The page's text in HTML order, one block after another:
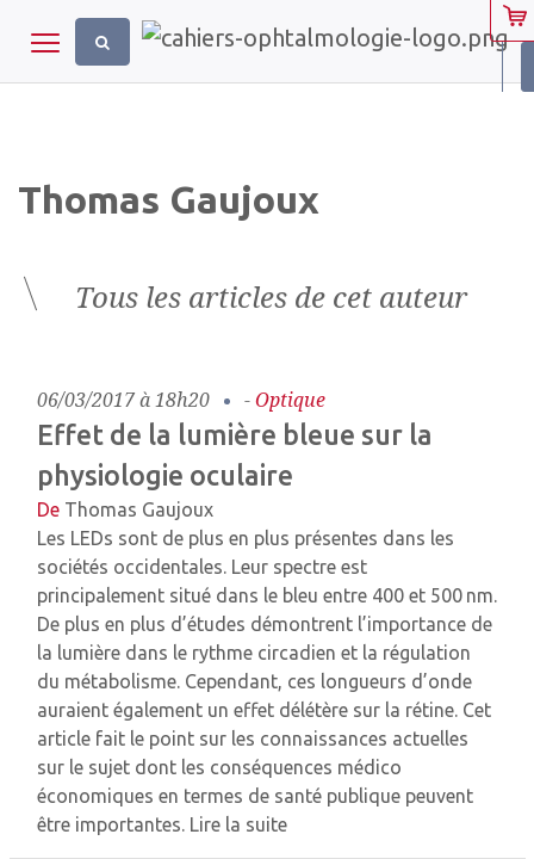
Toggle navigation
Thomas Gaujoux
Tous les articles de cet auteur
06/03/2017 à 18h20 -Optique
Effet de la lumière bleue sur la
physiologie oculaire
De Thomas Gaujoux
Les LEDs sont de plus en plus présentes dans les
sociétés occidentales. Leur spectre est
principalement situé dans le bleu entre 400 et 500 nm.
De plus en plus d’études démontrent l’importance de
la lumière dans le rythme circadien et la régulation
du métabolisme. Cependant, ces longueurs d’onde
auraient également un effet délétère sur la rétine. Cet
article fait le point sur les connaissances actuelles
sur le sujet dont les conséquences médico
économiques en termes de santé publique peuvent
être importantes. Lire la suite
Panneau de gestion des cookies